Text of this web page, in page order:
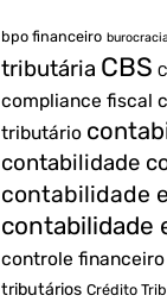
bpo financeiro
tributária CBS
compliance fiscal
tributário
contabilidade
contabilidade
contabilidade
controle financeiro
tributários Crédito